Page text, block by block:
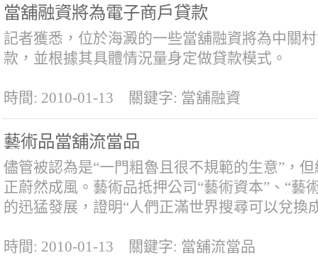
當舖融資將為電子商戶貸款
記者獲悉，位於海澱的一些當舖融資將為中關
款，並根據其具體情況量身定做貸款模式。
時間: 2010-01-13 關鍵字: 當舖融資
藝術品當舖流當品
儘管被認為是“一門粗魯且很不規範的生意”，
正蔚然成風。藝術品抵押公司“藝術資本”、“藝
的迅猛發展，證明“人們正滿世界搜尋可以兌換
時間: 2010-01-13 關鍵字: 當舖流當品